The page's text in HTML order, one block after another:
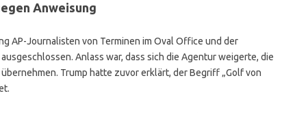
Anweisung
AP-Journalisten von Terminen im Oval Office und der
Anlass war, dass sich die Agentur weigerte, die
Trump hatte zuvor erklärt, der Begriff „Golf von